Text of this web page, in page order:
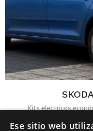
Kits electricos
Ese sitio web